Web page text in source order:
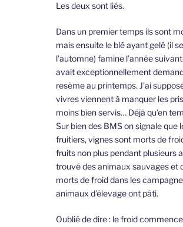
Les deux sont liés.
Dans un premier temps ils sont
mais ensuite le blé ayant gelé (il
l’automne) famine l’année
avait exceptionnellement
resème au printemps. J’ai
vivres viennent à manquer les
moins bien servis… Déjà qu’en
Sur bien des BMS on signale que
fruitiers, vignes sont morts de
fruits non plus pendant plusieurs
trouvé des animaux sauvages et
morts de froid dans les
animaux d’élevage ont pâti.
Oublié de dire : le froid